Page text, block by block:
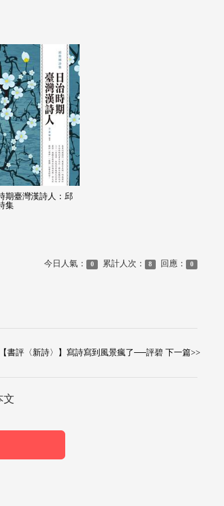
期臺灣漢詩人：邱
集
今日人氣： 0 累計人次： 8 回應： 0
【書評〈新詩〉】寫詩寫到風景瘋了──評碧 下一篇>>
文